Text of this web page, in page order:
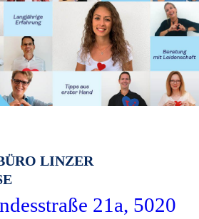
LINZER
21a, 5020